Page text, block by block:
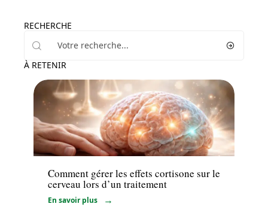
RECHERCHE
À RETENIR
Maladie
Comment gérer les effets cortisone sur le
cerveau lors d’un traitement
En savoir plus